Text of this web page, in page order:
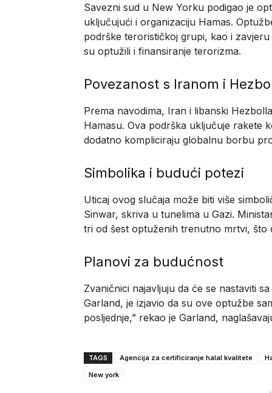
Savezni sud u New Yorku podigao je
uključujući i organizaciju Hamas.
podrške terorističkoj grupi, kao i
su optužili i finansiranje terorizma.
Povezanost s Iranom i
Prema navodima, Iran i libanski
Hamasu. Ova podrška uključuje rakete
dodatno kompliciraju globalnu borbu
Simbolika i budući potezi
Uticaj ovog slučaja može biti više
Sinwar, skriva u tunelima u Gazi.
tri od šest optuženih trenutno mrtvi, što
Planovi za budućnost
Zvaničnici najavljuju da će se nastaviti
Garland, je izjavio da su ove optužbe
posljednje,” rekao je Garland,
TAGS Agencija za certificiranje halal kvalitete
New york